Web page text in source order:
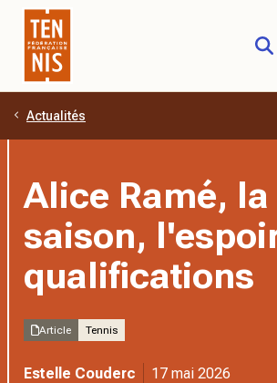
Aller au contenu principal
Actualités
Alice Ramé,
saison,
qualifications
Article Tennis
Estelle Couderc 17 mai 2026